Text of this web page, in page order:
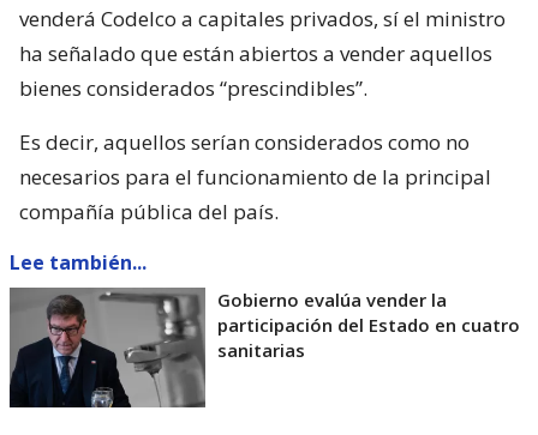
venderá Codelco a capitales privados, sí el ministro
ha señalado que están abiertos a vender aquellos
bienes considerados “prescindibles”.
Es decir, aquellos serían considerados como no
necesarios para el funcionamiento de la principal
compañía pública del país.
Lee también...
Gobierno evalúa vender la
participación del Estado en cuatro
sanitarias